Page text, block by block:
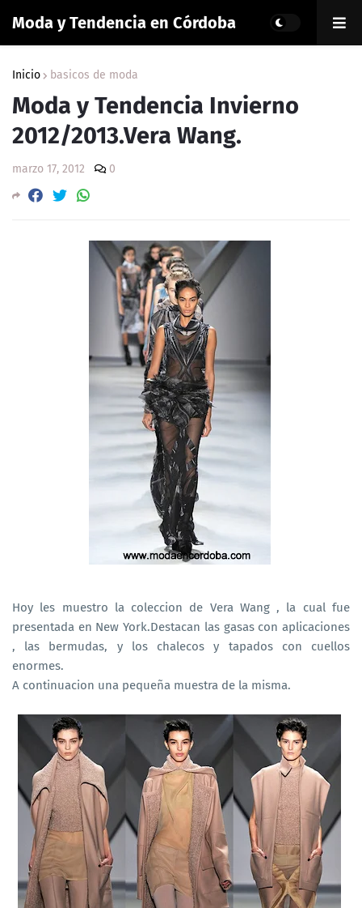
Moda y Tendencia en Córdoba
Inicio basicos de moda
Moda y Tendencia Invierno
2012/2013.Vera Wang.
marzo 17, 2012 0
Hoy les muestro la coleccion de Vera Wang , la cual fue
presentada en New York.Destacan las gasas con aplicaciones
, las bermudas, y los chalecos y tapados con cuellos
enormes.
A continuacion una pequeña muestra de la misma.